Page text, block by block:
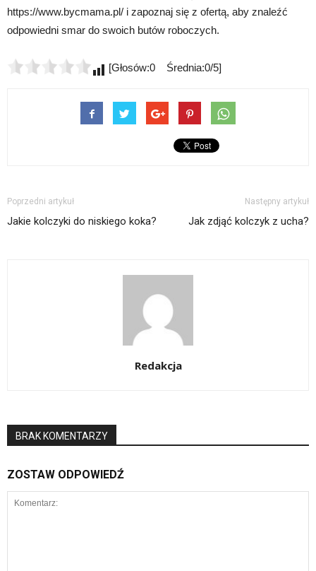
https://www.bycmama.pl/ i zapoznaj się z ofertą, aby znaleźć
odpowiedni smar do swoich butów roboczych.
[Głosów:0 Średnia:0/5]
Poprzedni artykuł
Jakie kolczyki do niskiego koka?
Następny artykuł
Jak zdjąć kolczyk z ucha?
Redakcja
BRAK KOMENTARZY
ZOSTAW ODPOWIEDŹ